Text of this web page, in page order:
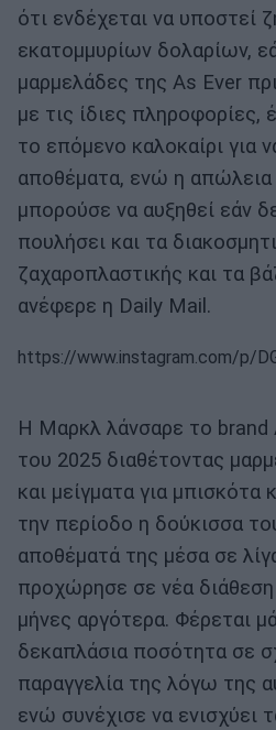
ότι ενδέχεται να υποστεί
εκατομμυρίων δολαρίων,
μαρμελάδες της As Ever
με τις ίδιες πληροφορίες,
το επόμενο καλοκαίρι για
αποθέματα, ενώ η
μπορούσε να αυξηθεί εάν
πουλήσει και τα
ζαχαροπλαστικής και τα
ανέφερε η Daily Mail.
https://www.instagram.com/p/
Η Μαρκλ λάνσαρε το brand
του 2025 διαθέτοντας
και μείγματα για μπισκότα
την περίοδο η δούκισσα
αποθέματά της μέσα σε
προχώρησε σε νέα
μήνες αργότερα. Φέρεται
δεκαπλάσια ποσότητα σε
παραγγελία της λόγω της
ενώ συνέχισε να ενισχύει